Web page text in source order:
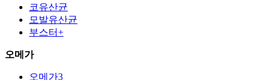
코유산균
모발유산균
부스터+
오메가
오메가3